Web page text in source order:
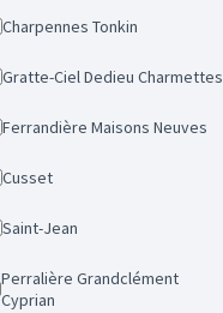
Charpennes Tonkin
Gratte-Ciel Dedieu Charmettes
Ferrandière Maisons Neuves
Cusset
Saint-Jean
Perralière Grandclément
Cyprian